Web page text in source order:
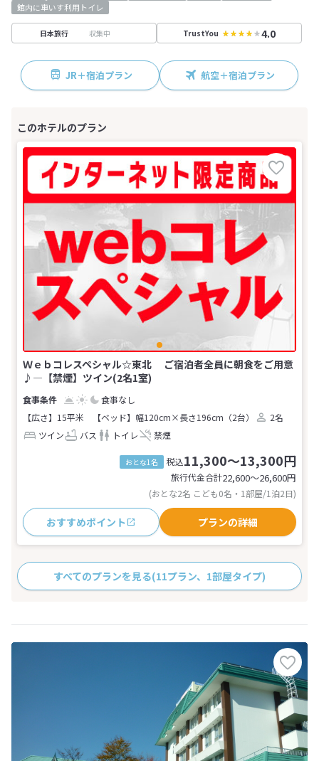
館内に車いす利用トイレ
日本旅行 収集中 TrustYou 4.0
JR＋宿泊プラン 航空＋宿泊プラン
Ｗｅｂコレスペシャル☆東北 ご宿泊者全員に朝食をご用意
♪―【禁煙】ツイン(2名1室)
食事なし
【広さ】15平米
【ベッド】幅120cm×長さ196cm（2台）
2名
ツイン
バス トイレ 禁煙
おとな1名 税込11,300～13,300円
旅行代金合計22,600〜26,600円
(おとな2名 こども0名・1部屋/1泊2日)
おすすめポイント プランの詳細
すべてのプランを見る(11プラン、1部屋タイプ)